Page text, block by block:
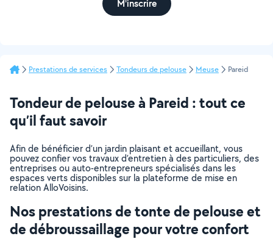
M'inscrire
Prestations de services Tondeurs de pelouse Meuse Pareid
Tondeur de pelouse à Pareid : tout ce
qu’il faut savoir
Afin de bénéficier d’un jardin plaisant et accueillant, vous
pouvez confier vos travaux d’entretien à des particuliers, des
entreprises ou auto-entrepreneurs spécialisés dans les
espaces verts disponibles sur la plateforme de mise en
relation AlloVoisins.
Nos prestations de tonte de pelouse et
de débroussaillage pour votre confort